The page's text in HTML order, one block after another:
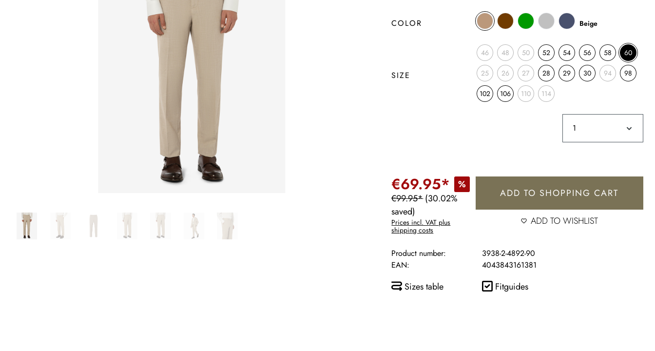
COLOR Beige
SIZE
46 48 50 52 54 56 58 60
25 26 27 28 29 30 94 98
102 106 110 114
€69.95*
%
€99.95*(30.02%
saved)
Prices incl. VAT plus
shipping costs
ADD TO SHOPPING CART
ADD TO WISHLIST
Product number:
3938-2-4892-90
EAN:
4043843161381
Sizes table Fitguides